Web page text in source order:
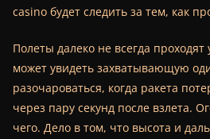
casino будет следить за тем, как
Полеты далеко не всегда
может увидеть захватывающую
разочароваться, когда ракета
через пару секунд после взлета.
чего. Дело в том, что высота и